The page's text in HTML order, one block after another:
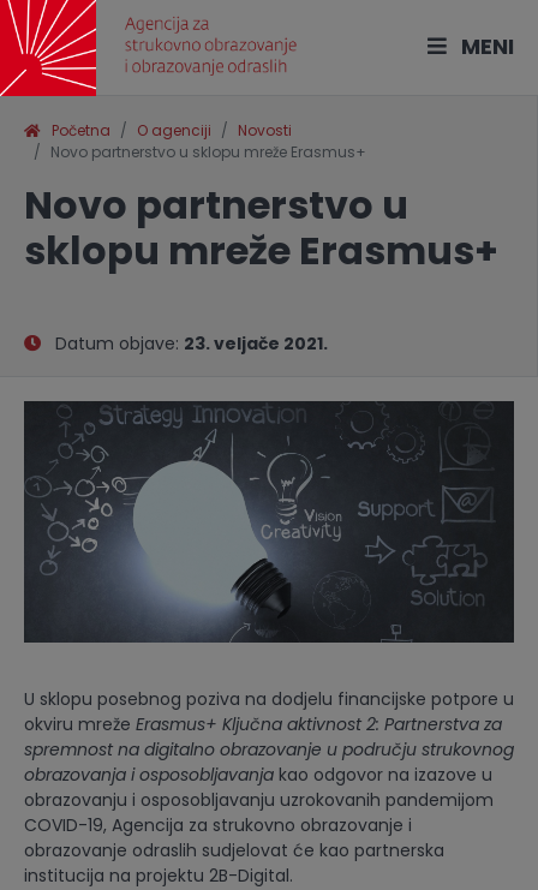
MENI
Početna O agenciji
Novosti
Novo partnerstvo u sklopu mreže Erasmus+
Novo partnerstvo u
sklopu mreže Erasmus+
Datum objave: 23. veljače 2021.
U sklopu posebnog poziva na dodjelu financijske potpore u
okviru mreže Erasmus+ Ključna aktivnost 2: Partnerstva za
spremnost na digitalno obrazovanje u području strukovnog
obrazovanja i osposobljavanja kao odgovor na izazove u
obrazovanju i osposobljavanju uzrokovanih pandemijom
COVID-19, Agencija za strukovno obrazovanje i
obrazovanje odraslih sudjelovat će kao partnerska
institucija na projektu 2B-Digital.